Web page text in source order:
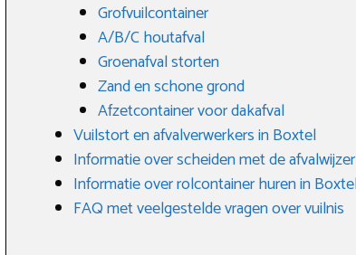
Grofvuilcontainer
A/B/C houtafval
Groenafval storten
Zand en schone grond
Afzetcontainer voor dakafval
Vuilstort en afvalverwerkers in Boxtel
Informatie over scheiden met de afvalwijzer
Informatie over rolcontainer huren in
FAQ met veelgestelde vragen over vuilnis